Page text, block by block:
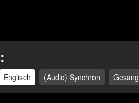
:
Englisch (Audio) Synchron Gesang